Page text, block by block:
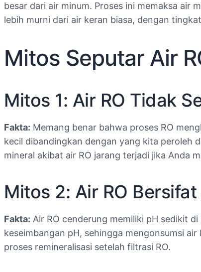
besar dari air minum. Proses ini memaksa air
lebih murni dari air keran biasa, dengan
Mitos Seputar Air
Mitos 1: Air RO Tidak
Fakta: Memang benar bahwa proses RO
kecil dibandingkan dengan yang kita peroleh
mineral akibat air RO jarang terjadi jika Anda
Mitos 2: Air RO
Fakta: Air RO cenderung memiliki pH sedikit
keseimbangan pH, sehingga mengonsumsi
proses remineralisasi setelah filtrasi RO.